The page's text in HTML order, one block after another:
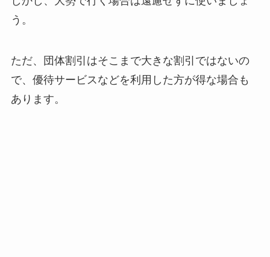
う。
ただ、団体割引はそこまで大きな割引ではないの
で、優待サービスなどを利用した方が得な場合も
あります。